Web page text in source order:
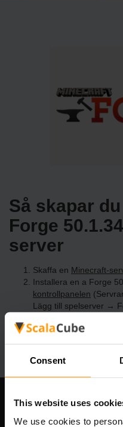
Consent
This website uses
We use cookies to
Så skapar
Forge
server
Skaffa en Minecraft-
Installera en a Forge
kontrollpanelen
Lägg till spelserver →
Vårt företag